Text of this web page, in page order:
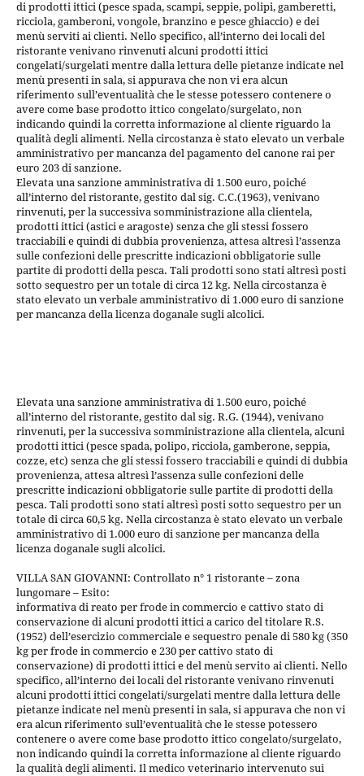
di prodotti ittici (pesce spada, scampi, seppie, polipi, gamberetti,
ricciola, gamberoni, vongole, branzino e pesce ghiaccio) e dei
menù serviti ai clienti. Nello specifico, all’interno dei locali del
ristorante venivano rinvenuti alcuni prodotti ittici
congelati/surgelati mentre dalla lettura delle pietanze indicate nel
menù presenti in sala, si appurava che non vi era alcun
riferimento sull’eventualità che le stesse potessero contenere o
avere come base prodotto ittico congelato/surgelato, non
indicando quindi la corretta informazione al cliente riguardo la
qualità degli alimenti. Nella circostanza è stato elevato un verbale
amministrativo per mancanza del pagamento del canone rai per
euro 203 di sanzione.
Elevata una sanzione amministrativa di 1.500 euro, poiché
all’interno del ristorante, gestito dal sig. C.C.(1963), venivano
rinvenuti, per la successiva somministrazione alla clientela,
prodotti ittici (astici e aragoste) senza che gli stessi fossero
tracciabili e quindi di dubbia provenienza, attesa altresì l’assenza
sulle confezioni delle prescritte indicazioni obbligatorie sulle
partite di prodotti della pesca. Tali prodotti sono stati altresì posti
sotto sequestro per un totale di circa 12 kg. Nella circostanza è
stato elevato un verbale amministrativo di 1.000 euro di sanzione
per mancanza della licenza doganale sugli alcolici.
Elevata una sanzione amministrativa di 1.500 euro, poiché
all’interno del ristorante, gestito dal sig. R.G. (1944), venivano
rinvenuti, per la successiva somministrazione alla clientela, alcuni
prodotti ittici (pesce spada, polipo, ricciola, gamberone, seppia,
cozze, etc) senza che gli stessi fossero tracciabili e quindi di dubbia
provenienza, attesa altresì l’assenza sulle confezioni delle
prescritte indicazioni obbligatorie sulle partite di prodotti della
pesca. Tali prodotti sono stati altresì posti sotto sequestro per un
totale di circa 60,5 kg. Nella circostanza è stato elevato un verbale
amministrativo di 1.000 euro di sanzione per mancanza della
licenza doganale sugli alcolici.
VILLA SAN GIOVANNI: Controllato n° 1 ristorante – zona
lungomare – Esito:
informativa di reato per frode in commercio e cattivo stato di
conservazione di alcuni prodotti ittici a carico del titolare R.S.
(1952) dell’esercizio commerciale e sequestro penale di 580 kg (350
kg per frode in commercio e 230 per cattivo stato di
conservazione) di prodotti ittici e del menù servito ai clienti. Nello
specifico, all’interno dei locali del ristorante venivano rinvenuti
alcuni prodotti ittici congelati/surgelati mentre dalla lettura delle
pietanze indicate nel menù presenti in sala, si appurava che non vi
era alcun riferimento sull’eventualità che le stesse potessero
contenere o avere come base prodotto ittico congelato/surgelato,
non indicando quindi la corretta informazione al cliente riguardo
la qualità degli alimenti. Il medico veterinario intervenuto sui